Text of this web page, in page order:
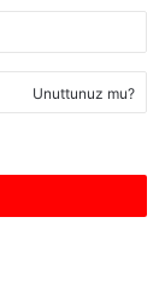
Unuttunuz mu?